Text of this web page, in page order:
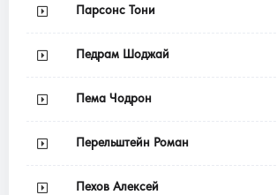
Парсонс Тони
Педрам Шоджай
Пема Чодрон
Перельштейн Роман
Пехов Алексей